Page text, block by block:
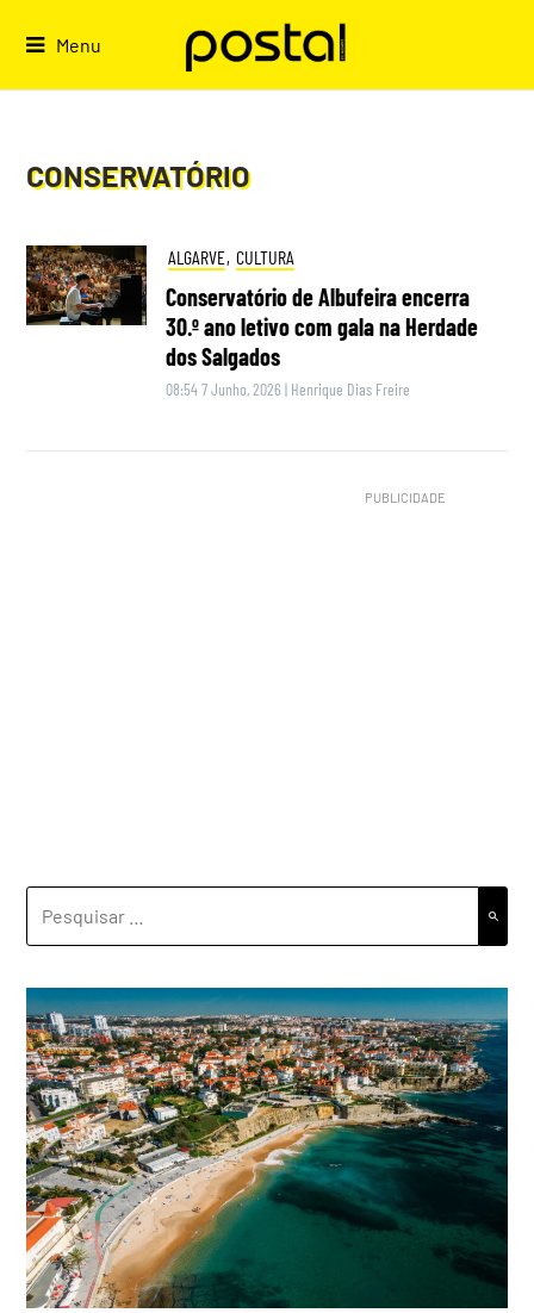
Menu
CONSERVATÓRIO
ALGARVE, CULTURA
Conservatório de Albufeira encerra
30.º ano letivo com gala na Herdade
dos Salgados
08:54 7 Junho, 2026 | Henrique Dias Freire